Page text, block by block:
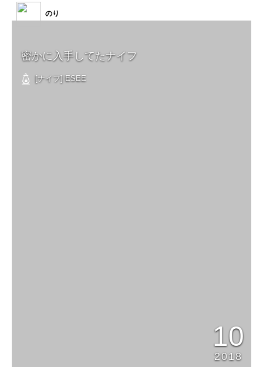
密かに入手してたナイフ
[ナイフ] ESEE
10
2018
のり